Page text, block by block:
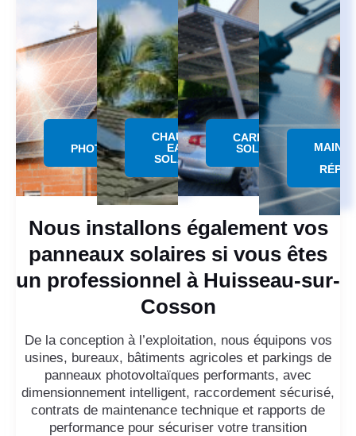
PANNEAU
PHOTOVOLTAÏQUE
CHAUFFE
EAU
SOLAIRE
CARPORT
SOLAIRE
Nous installons également vos
panneaux solaires si vous êtes
un professionnel à Huisseau-sur-
Cosson
De la conception à l’exploitation, nous équipons vos
usines, bureaux, bâtiments agricoles et parkings de
panneaux photovoltaïques performants, avec
dimensionnement intelligent, raccordement sécurisé,
contrats de maintenance technique et rapports de
performance pour sécuriser votre transition